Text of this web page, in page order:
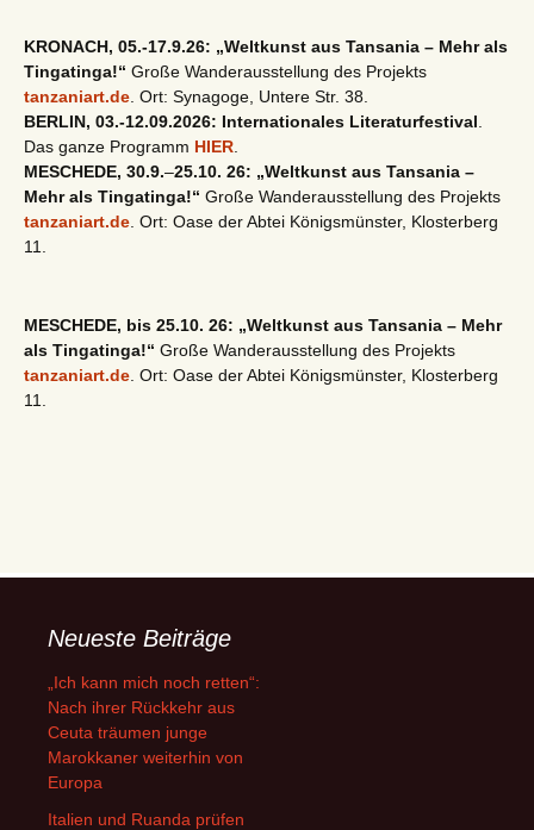
KRONACH, 05.-17.9.26: „Weltkunst aus Tansania – Mehr als
Tingatinga!“ Große Wanderausstellung des Projekts
tanzaniart.de . Ort: Synagoge, Untere Str. 38.
BERLIN, 03.-12.09.2026: Internationales Literaturfestival
Das ganze Programm HIER
MESCHEDE, 30.9.–25.10. 26: „Weltkunst aus Tansania –
Mehr als Tingatinga!“ Große Wanderausstellung des Projekts
tanzaniart.de . Ort: Oase der Abtei Königsmünster, Klosterberg
11.
MESCHEDE, bis 25.10. 26: „Weltkunst aus Tansania – Mehr
als Tingatinga!“ Große Wanderausstellung des Projekts
tanzaniart.de . Ort: Oase der Abtei Königsmünster, Klosterberg
11.
Neueste Beiträge
„Ich kann mich noch retten“:
Nach ihrer Rückkehr aus
Ceuta träumen junge
Marokkaner weiterhin von
Europa
Italien und Ruanda prüfen